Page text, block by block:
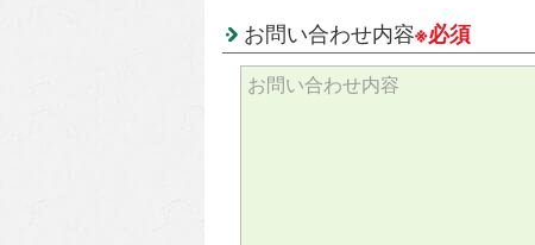
お問い合わせ内容※必須